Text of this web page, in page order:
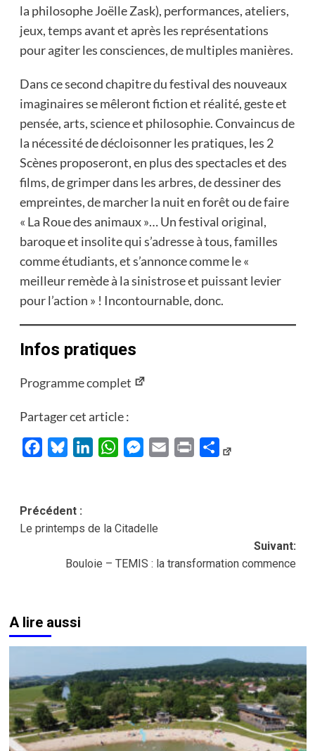
la philosophe Joëlle Zask), performances, ateliers,
jeux, temps avant et après les représentations
pour agiter les consciences, de multiples manières.
Dans ce second chapitre du festival des nouveaux
imaginaires se mêleront fiction et réalité, geste et
pensée, arts, science et philosophie. Convaincus de
la nécessité de décloisonner les pratiques, les 2
Scènes proposeront, en plus des spectacles et des
films, de grimper dans les arbres, de dessiner des
empreintes, de marcher la nuit en forêt ou de faire
« La Roue des animaux »… Un festival original,
baroque et insolite qui s’adresse à tous, familles
comme étudiants, et s’annonce comme le «
meilleur remède à la sinistrose et puissant levier
pour l’action » ! Incontournable, donc.
Infos pratiques
Programme complet
Partager cet article :
FacebookBlueskyLinkedInWhatsAppMessenger
Email Print Partager
Navigation
d’article
Précédent :
Le printemps de la Citadelle
Suivant:
Bouloie – TEMIS : la transformation commence
A lire aussi